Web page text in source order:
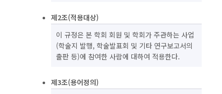
제2조(적용대상)
이 규정은 본 학회 회원 및 학회가 주관하는 사업
(학술지 발행, 학술발표회 및 기타 연구보고서의
출판 등)에 참여한 사람에 대하여 적용한다.
제3조(용어정의)